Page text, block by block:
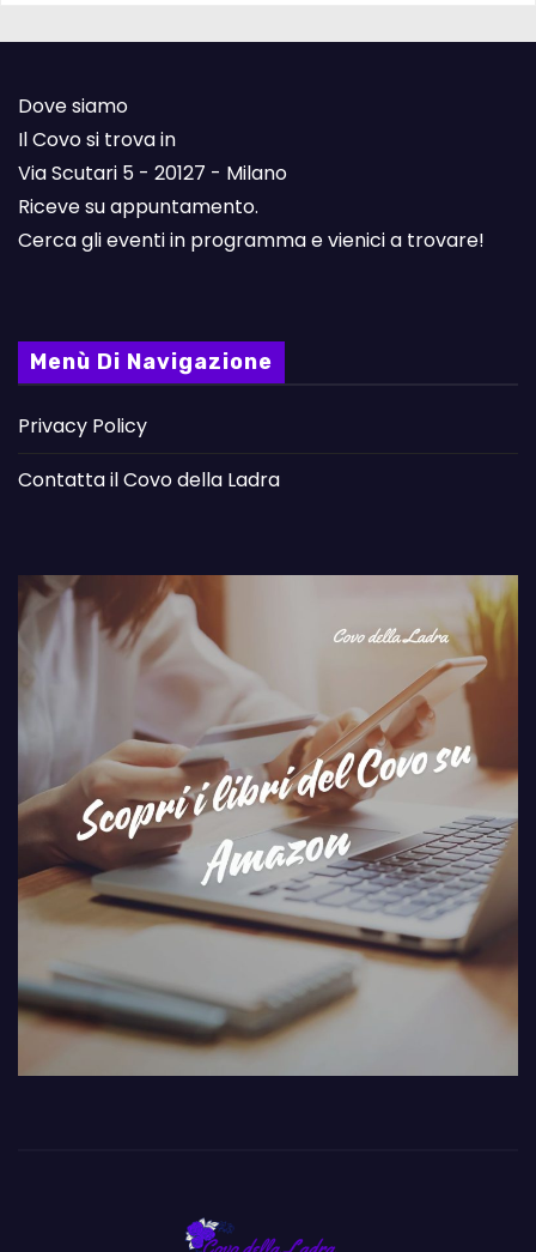
Dove siamo
Il Covo si trova in
Via Scutari 5 - 20127 - Milano
Riceve su appuntamento.
Cerca gli eventi in programma e vienici a trovare!
Menù Di Navigazione
Privacy Policy
Contatta il Covo della Ladra